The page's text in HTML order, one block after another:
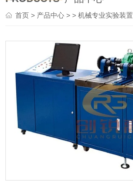
首页> 产品中心 > >机械专业实验装置